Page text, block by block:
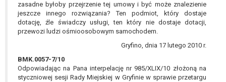
zasadne byłoby przejrzenie tej umowy i być może znalezienie
jeszcze innego rozwiązania? Ten podmiot, który dostaje
dotację, źle świadczy usługi, ten który nie dostaje dotacji,
przewozi ludzi ośmioosobowym samochodem.
Gryfino, dnia 17 lutego 2010 r.
BMK.0057-7/10
Odpowiadając na Pana interpelację nr 985/XLIX/10 złożoną na
styczniowej sesji Rady Miejskiej w Gryfinie w sprawie przetargu